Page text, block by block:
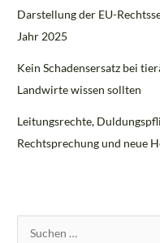
Darstellung der EU-
Jahr 2025
Kein Schadensersatz bei
Landwirte wissen sollten
Leitungsrechte,
Rechtsprechung und neue